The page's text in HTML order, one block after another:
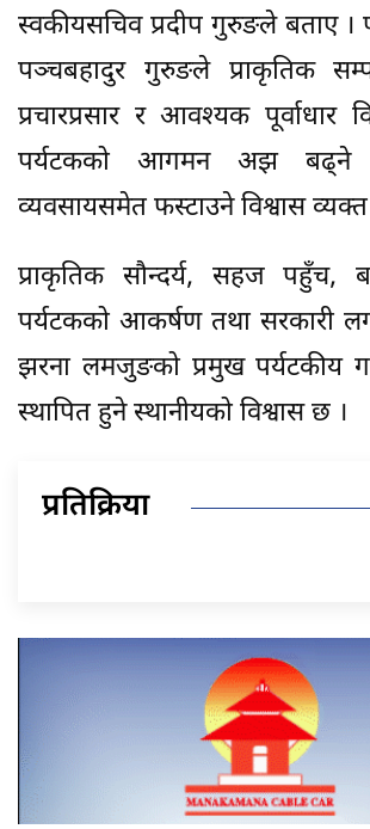
स्वकीयसचिव प्रदीप गुरुङले बताए ।
पञ्चबहादुर गुरुङले प्राकृतिक
प्रचारप्रसार र आवश्यक पूर्वाधार
पर्यटकको आगमन अझ बढ्ने
व्यवसायसमेत फस्टाउने विश्वास
प्राकृतिक सौन्दर्य, सहज पहुँच,
पर्यटकको आकर्षण तथा सरकारी
झरना लमजुङको प्रमुख पर्यटकीय
स्थापित हुने स्थानीयको विश्वास छ ।
प्रतिक्रिया